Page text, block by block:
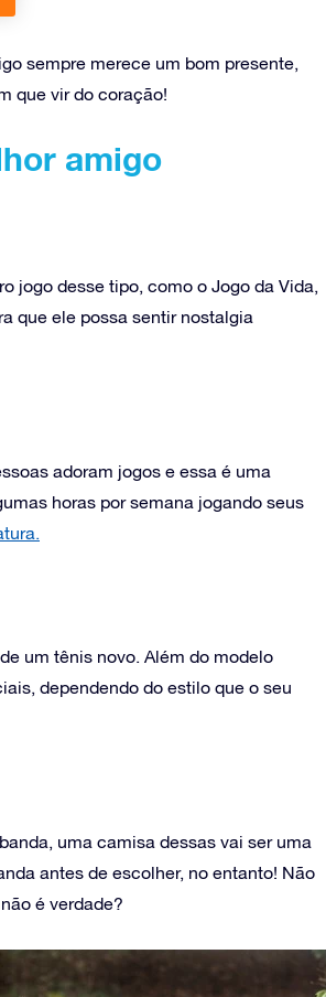
sempre merece um bom presente,
que vir do coração!
amigo
jogo desse tipo, como o Jogo da Vida,
que ele possa sentir nostalgia
adoram jogos e essa é uma
horas por semana jogando seus
um tênis novo. Além do modelo
dependendo do estilo que o seu
uma camisa dessas vai ser uma
antes de escolher, no entanto! Não
é verdade?